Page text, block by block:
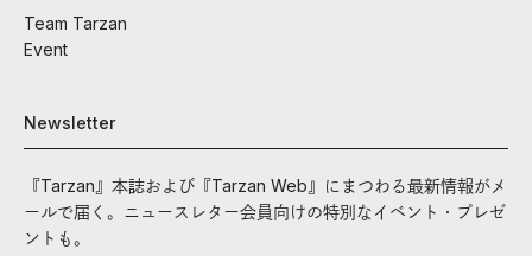
Team Tarzan
Event
Newsletter
『Tarzan』本誌および『Tarzan Web』にまつわる最新情報がメ
ールで届く。ニュースレター会員向けの特別なイベント・プレゼ
ントも。